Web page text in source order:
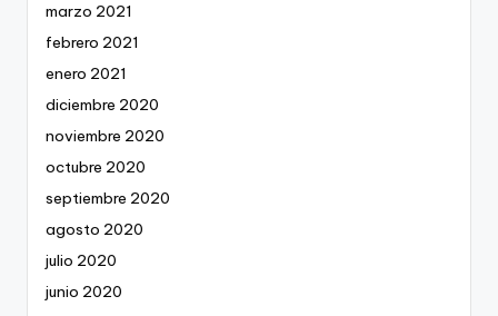
marzo 2021
febrero 2021
enero 2021
diciembre 2020
noviembre 2020
octubre 2020
septiembre 2020
agosto 2020
julio 2020
junio 2020